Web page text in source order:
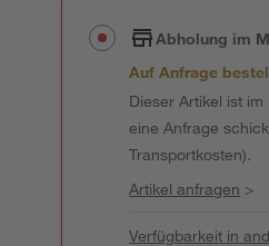
Abholung im
Auf Anfrage
Dieser Artikel ist
eine Anfrage
Transportkosten).
Artikel anfragen >
Verfügbarkeit in